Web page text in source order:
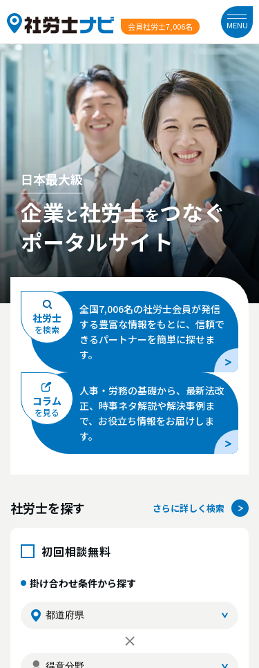
会員社労士7,006名 MENU
日本最大級
企業と社労士をつなぐ
ポータルサイト
社労士
を検索
全国7,006名の社労士会員が発信
する豊富な情報をもとに、信頼で
きるパートナーを簡単に探せま
す。
コラム
を見る
人事・労務の基礎から、最新法改
正、時事ネタ解説や解決事例ま
で、お役立ち情報をお届けしま
す。
社労士を探す さらに詳しく検索
初回相談無料
掛け合わせ条件から探す